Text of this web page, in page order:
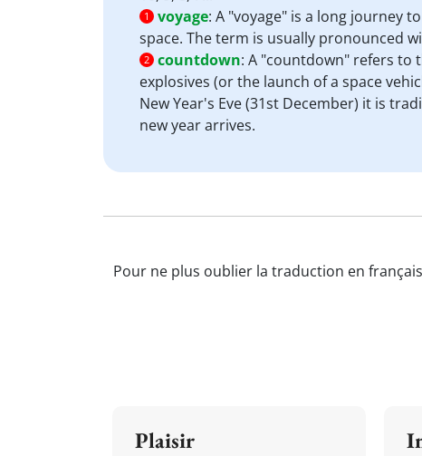
1 voyage: A "voyage" is a long journey
space. The term is usually pronounced
2 countdown: A "countdown" refers to
explosives (or the launch of a space
New Year's Eve (31st December) it is
new year arrives.
Pour ne plus oublier la traduction en
Plaisir